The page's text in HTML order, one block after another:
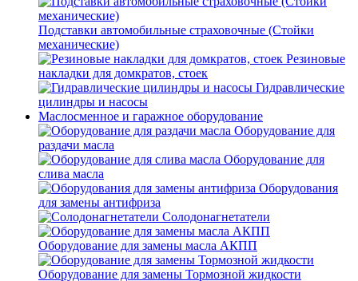
Подставки автомобильные страховочные (Стойки
механические)
Резиновые
накладки для домкратов, стоек
Гидравлические
цилиндры и насосы
Маслосменное и гаражное оборудование
Оборудование для
раздачи масла
Оборудование для
слива масла
Оборудования
для замены антифриза
Солодонагнетатели
Оборудование для замены масла АКПП
Оборудование для замены Тормозной жидкости